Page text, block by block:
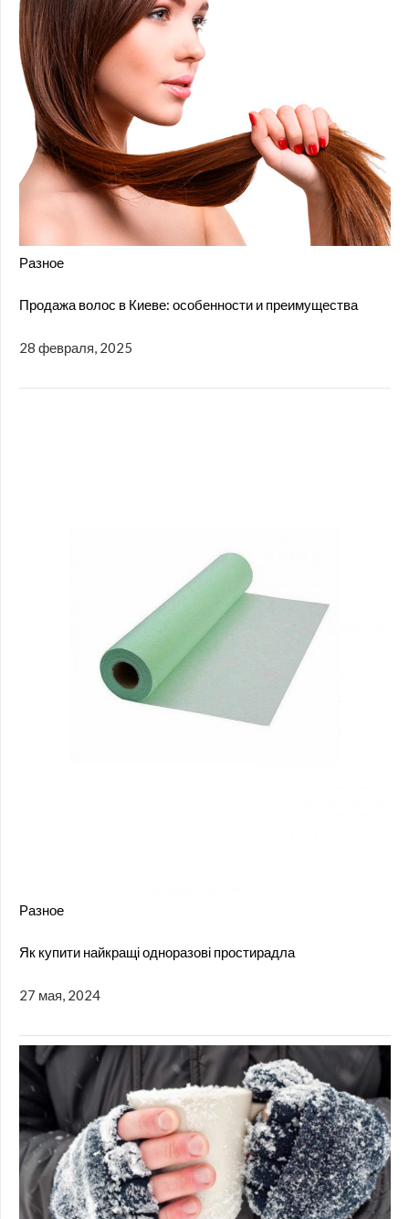
Разное
Продажа волос в Киеве: особенности и преимущества
28 февраля, 2025
Разное
Як купити найкращі одноразові простирадла
27 мая, 2024